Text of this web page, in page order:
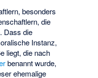
besonders
die
Dass die
Instanz,
liegt, die nach
benannt wurde,
ehemalige